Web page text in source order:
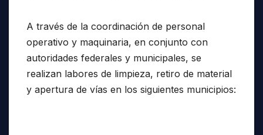
A través de la coordinación de personal
operativo y maquinaria, en conjunto con
autoridades federales y municipales, se
realizan labores de limpieza, retiro de material
y apertura de vías en los siguientes municipios: